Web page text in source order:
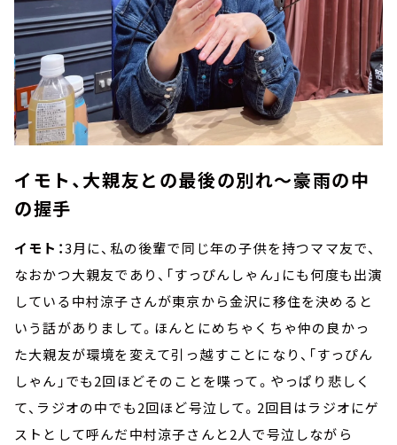
イモト、大親友との最後の別れ～豪雨の中
の握手
イモト：3月に、私の後輩で同じ年の子供を持つママ友で、
なおかつ大親友であり、「すっぴんしゃん」にも何度も出演
している中村涼子さんが東京から金沢に移住を決めると
いう話がありまして。ほんとにめちゃくちゃ仲の良かっ
た大親友が環境を変えて引っ越すことになり、「すっぴん
しゃん」でも2回ほどそのことを喋って。やっぱり悲しく
て、ラジオの中でも2回ほど号泣して。2回目はラジオにゲ
ストとして呼んだ中村涼子さんと2人で号泣しながら